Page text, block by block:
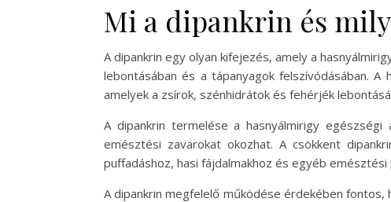
Mi a dipankrin és
A dipankrin egy olyan kifejezés, amely a
lebontásában és a tápanyagok felszívódásában.
amelyek a zsírok, szénhidrátok és fehérjék
A dipankrin termelése a hasnyálmirigy
emésztési zavarokat okozhat. A csökkent
puffadáshoz, hasi fájdalmakhoz és egyéb
A dipankrin megfelelő működése érdekében